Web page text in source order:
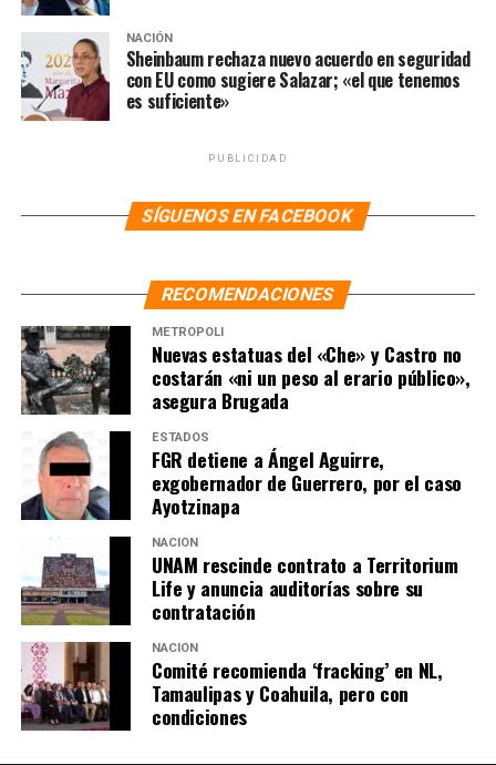
NACIÓN
Sheinbaum rechaza nuevo acuerdo en seguridad
con EU como sugiere Salazar; «el que tenemos
es suficiente»
PUBLICIDAD
SÍGUENOS EN FACEBOOK
RECOMENDACIONES
METRÓPOLI
Nuevas estatuas del «Che» y Castro no
costarán «ni un peso al erario público»,
asegura Brugada
ESTADOS
FGR detiene a Ángel Aguirre,
exgobernador de Guerrero, por el caso
Ayotzinapa
NACIÓN
UNAM rescinde contrato a Territorium
Life y anuncia auditorías sobre su
contratación
NACIÓN
Comité recomienda ‘fracking’ en NL,
Tamaulipas y Coahuila, pero con
condiciones